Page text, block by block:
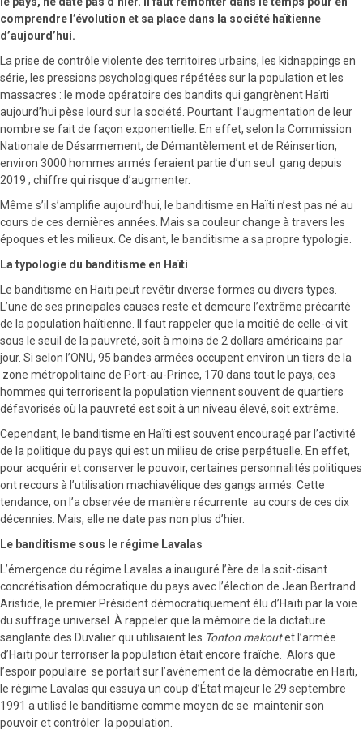
comprendre l’évolution et sa place dans la société haïtienne
d’aujourd’hui.
La prise de contrôle violente des territoires urbains, les kidnappings en
série, les pressions psychologiques répétées sur la population et les
massacres : le mode opératoire des bandits qui gangrènent Haïti
aujourd’hui pèse lourd sur la société. Pourtant l’augmentation de leur
nombre se fait de façon exponentielle. En effet, selon la Commission
Nationale de Désarmement, de Démantèlement et de Réinsertion,
environ 3000 hommes armés feraient partie d’un seul
gang depuis
2019 ; chiffre qui risque d’augmenter.
Même s’il s’amplifie aujourd’hui, le banditisme en Haïti n’est pas né au
cours de ces dernières années. Mais sa couleur change à travers les
époques et les milieux. Ce disant, le banditisme a sa propre typologie.
La typologie du banditisme en Haïti
Le banditisme en Haïti peut revêtir diverse formes ou divers types.
L’une de ses principales causes reste et demeure l’extrême précarité
de la population haïtienne. Il faut rappeler que la moitié de celle-ci vit
sous le seuil de la pauvreté, soit à moins de 2 dollars américains par
jour. Si selon l’ONU, 95 bandes armées occupent environ un tiers de la
zone métropolitaine de Port-au-Prince, 170 dans tout le pays, ces
hommes qui terrorisent la population viennent souvent de quartiers
défavorisés où la pauvreté est soit à un niveau élevé, soit extrême.
Cependant, le banditisme en Haïti est souvent encouragé par l’activité
de la politique du pays qui est un milieu de crise perpétuelle. En effet,
pour acquérir et conserver le pouvoir, certaines personnalités politiques
ont recours à l’utilisation machiavélique des gangs armés. Cette
tendance, on l’a observée de manière récurrente au cours de ces dix
décennies. Mais, elle ne date pas non plus d’hier.
Le banditisme sous le régime Lavalas
L’émergence du régime Lavalas a inauguré l’ère de la soit-disant
concrétisation démocratique du pays avec l’élection de Jean Bertrand
Aristide, le premier Président démocratiquement élu d’Haïti par la voie
du suffrage universel. À rappeler que la mémoire de la dictature
sanglante des Duvalier qui utilisaient les Tonton makoutet l’armée
d’Haïti pour terroriser la population était encore fraîche. Alors que
l’espoir populaire se portait sur l’avènement de la démocratie en Haïti,
le régime Lavalas qui essuya un coup d’État majeur le 29 septembre
1991 a utilisé le banditisme comme moyen de se maintenir son
pouvoir et contrôler la population.